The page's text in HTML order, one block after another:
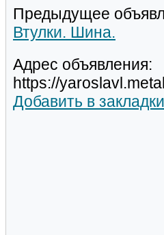
Предыдущее
Втулки. Шина.
Адрес объявления:
https://
Добавить в закладки